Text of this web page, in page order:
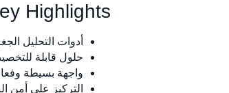
Highlights
أدوات التحليل
حلول قابلة
واجهة بسيطة
التركيز على أمن